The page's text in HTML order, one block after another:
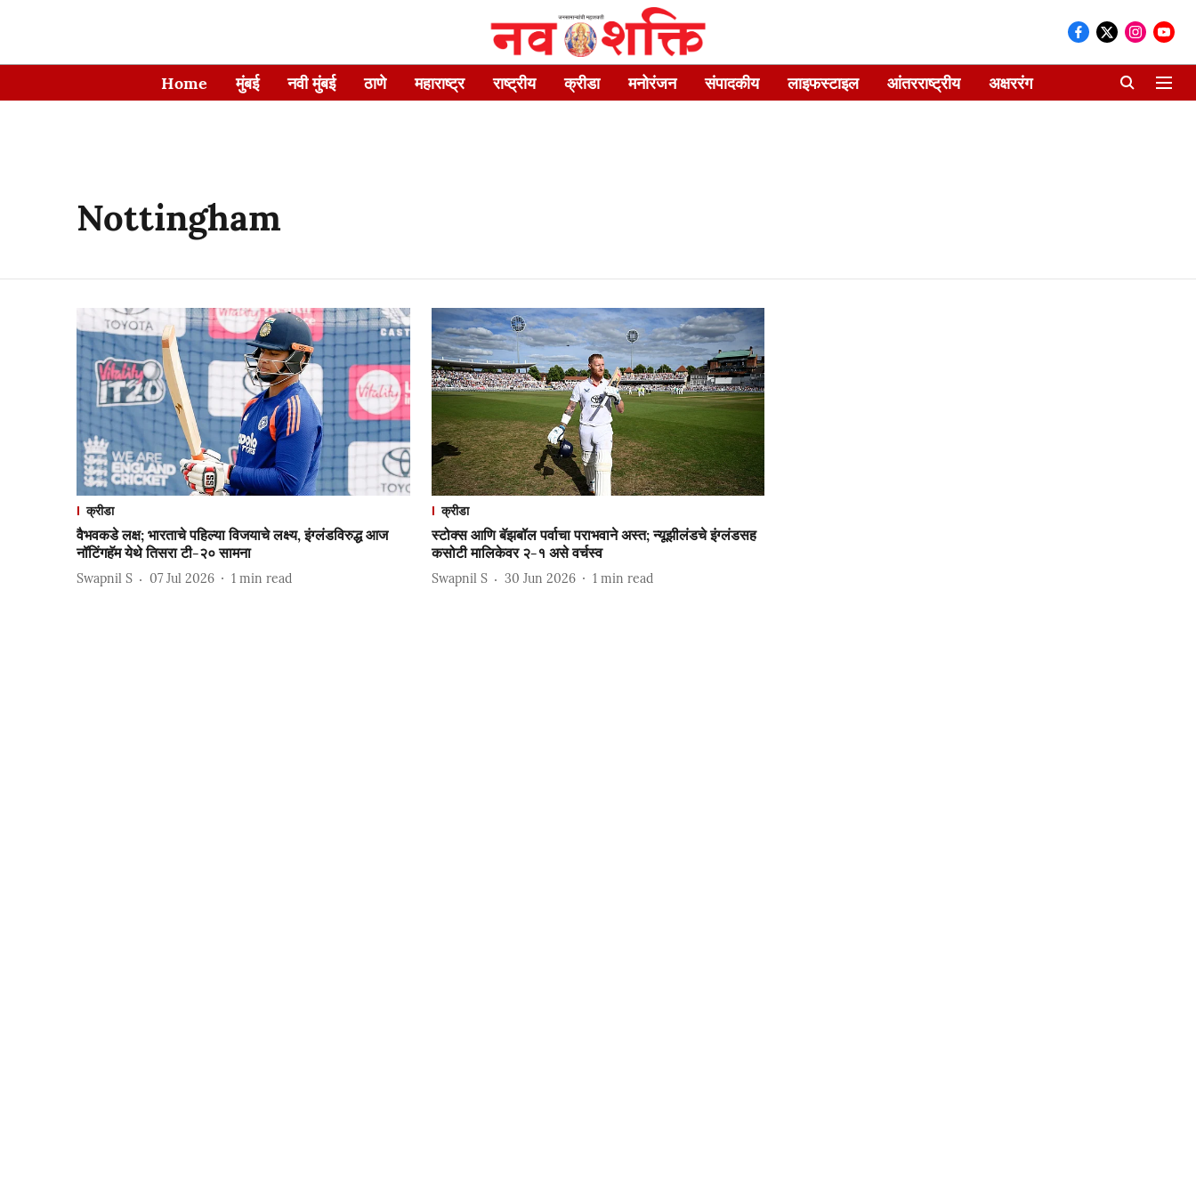
Home मुंबई नवी मुंबई ठाणे महाराष्ट्र राष्ट्रीय क्रीडा मनोरंजन संपादकीय लाइफस्टाइल आंतरराष्ट्रीय अक्षररंग
Nottingham
क्रीडा
वैभवकडे लक्ष; भारताचे पहिल्या विजयाचे लक्ष्य, इंग्लंडविरुद्ध आज
नॉटिंगहॅम येथे तिसरा टी-२० सामना
Swapnil S 07 Jul 2026 1 min read
क्रीडा
स्टोक्स आणि बॅझबॉल पर्वाचा पराभवाने अस्त; न्यूझीलंडचे इंग्लंडसह
कसोटी मालिकेवर २-१ असे वर्चस्व
Swapnil S 30 Jun 2026 1 min read